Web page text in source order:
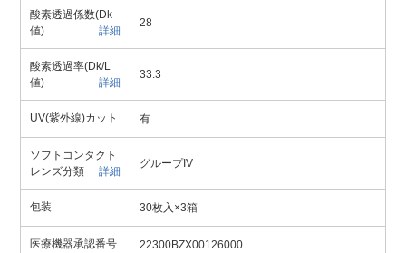
酸素透過係数(Dk
値)
詳細
28
酸素透過率(Dk/L
値)
詳細
33.3
UV(紫外線)カット 有
ソフトコンタクト
レンズ分類
詳細
グループIV
包装 30枚入×3箱
医療機器承認番号 22300BZX00126000